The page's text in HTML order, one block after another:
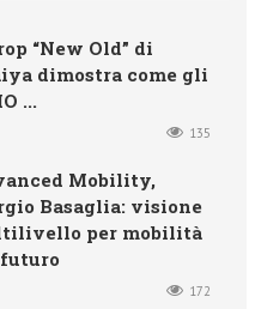
“New Old” di
dimostra come gli
...
135
Mobility,
Basaglia: visione
per mobilità
172